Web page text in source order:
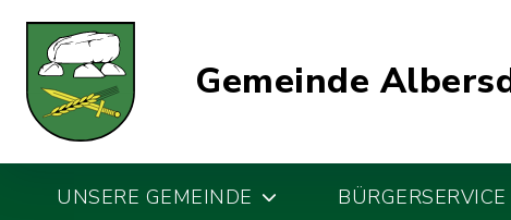
Gemeinde
UNSERE GEMEINDE